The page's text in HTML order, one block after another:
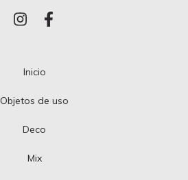
Inicio
Objetos de uso
Deco
Mix